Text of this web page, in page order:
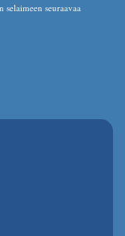
seuraavaa